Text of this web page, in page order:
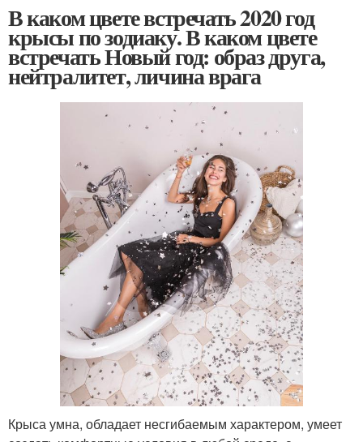
В каком цвете встречать 2020 год
крысы по зодиаку. В каком цвете
встречать Новый год: образ друга,
нейтралитет, личина врага
Крыса умна, обладает несгибаемым характером, умеет